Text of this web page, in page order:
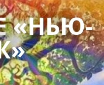
«НЬЮ-